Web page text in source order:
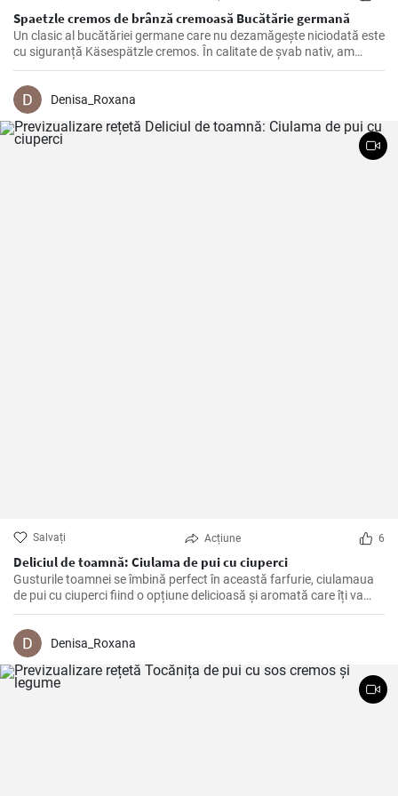
Spaetzle cremos de brânză cremoasă Bucătărie germană
Un clasic al bucătăriei germane care nu dezamăgește niciodată este
cu siguranță Käsespätzle cremos. În calitate de șvab nativ, am
pregătit și rafinat această rețetă de nenumărate ori încă din
copilărie și, prin urmare, pot confirma: Cu ingredientele potrivite și
câteva trucuri în mânecă, Käsespätzle de casă sunt irezistibil de
delicioase!
Denisa_Roxana
Salvați Acțiune 6
Deliciul de toamnă: Ciulama de pui cu ciuperci
Gusturile toamnei se îmbină perfect în această farfurie, ciulamaua
de pui cu ciuperci fiind o opțiune delicioasă și aromată care îți va
delecta papilele gustative!
Denisa_Roxana